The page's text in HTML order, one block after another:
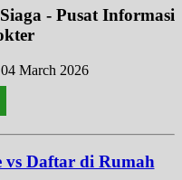
- Pusat Informasi
March 2026
Daftar di Rumah